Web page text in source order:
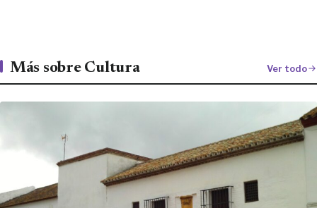
Más sobre Cultura Ver todo